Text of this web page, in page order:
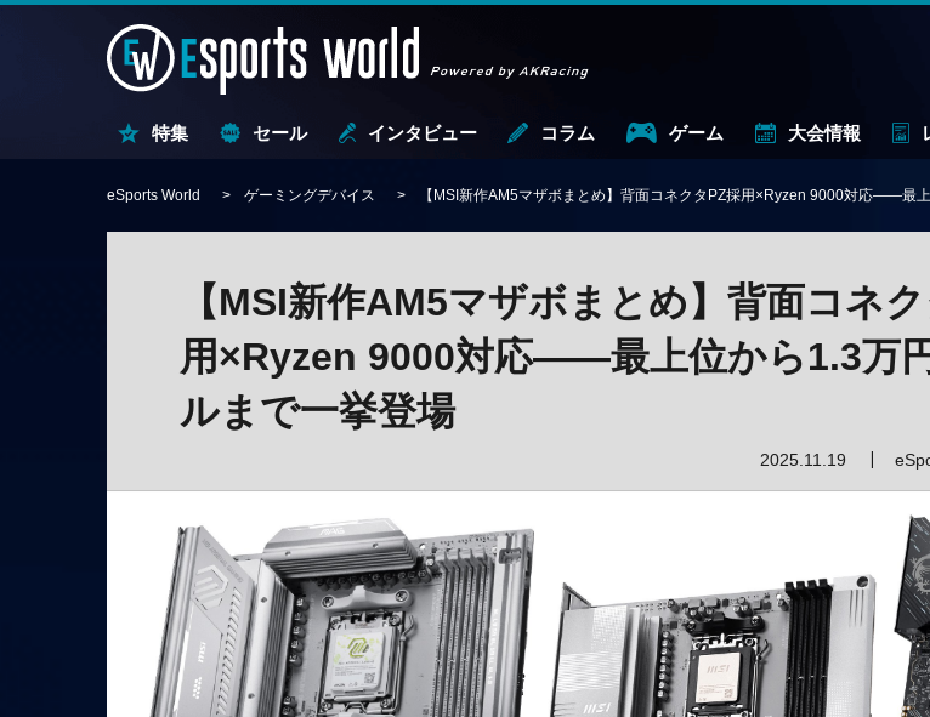
特集 セール インタビュー コラム ゲーム 大会情報
eSports World ゲーミングデバイス 【MSI新作AM5マザボまとめ】背面コネクタPZ採用×Ryzen 9000対応——最
【MSI新作AM5マザボまとめ】背面コネ
用×Ryzen 9000対応——最上位から1.3万
ルまで一挙登場
2025.11.19